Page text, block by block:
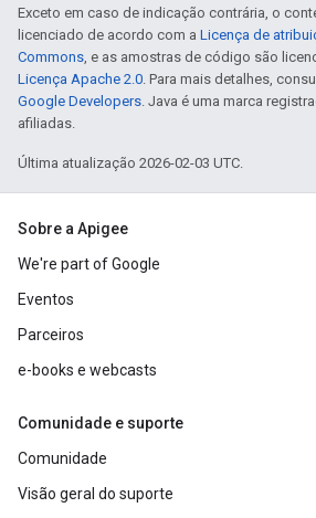
Exceto em caso de indicação contrária, o
licenciado de acordo com a Licença de
Commons, e as amostras de código são
Licença Apache 2.0. Para mais detalhes,
Google Developers. Java é uma marca
afiliadas.
Última atualização 2026-02-03 UTC.
Sobre a Apigee
We're part of Google
Eventos
Parceiros
e-books e webcasts
Comunidade e suporte
Comunidade
Visão geral do suporte